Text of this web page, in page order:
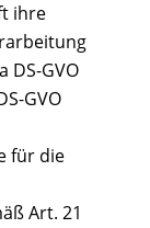
ihre
DS-GVO
GVO
für die
Art. 21